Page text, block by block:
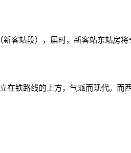
客站段），届时，新客站东站房将
在铁路线的上方，气派而现代。